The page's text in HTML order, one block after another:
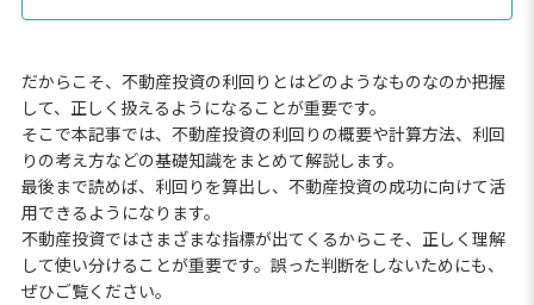
だからこそ、不動産投資の利回りとはどのようなものなのか把握
して、正しく扱えるようになることが重要です。
そこで本記事では、不動産投資の利回りの概要や計算方法、利回
りの考え方などの基礎知識をまとめて解説します。
最後まで読めば、利回りを算出し、不動産投資の成功に向けて活
用できるようになります。
不動産投資ではさまざまな指標が出てくるからこそ、正しく理解
して使い分けることが重要です。誤った判断をしないためにも、
ぜひご覧ください。